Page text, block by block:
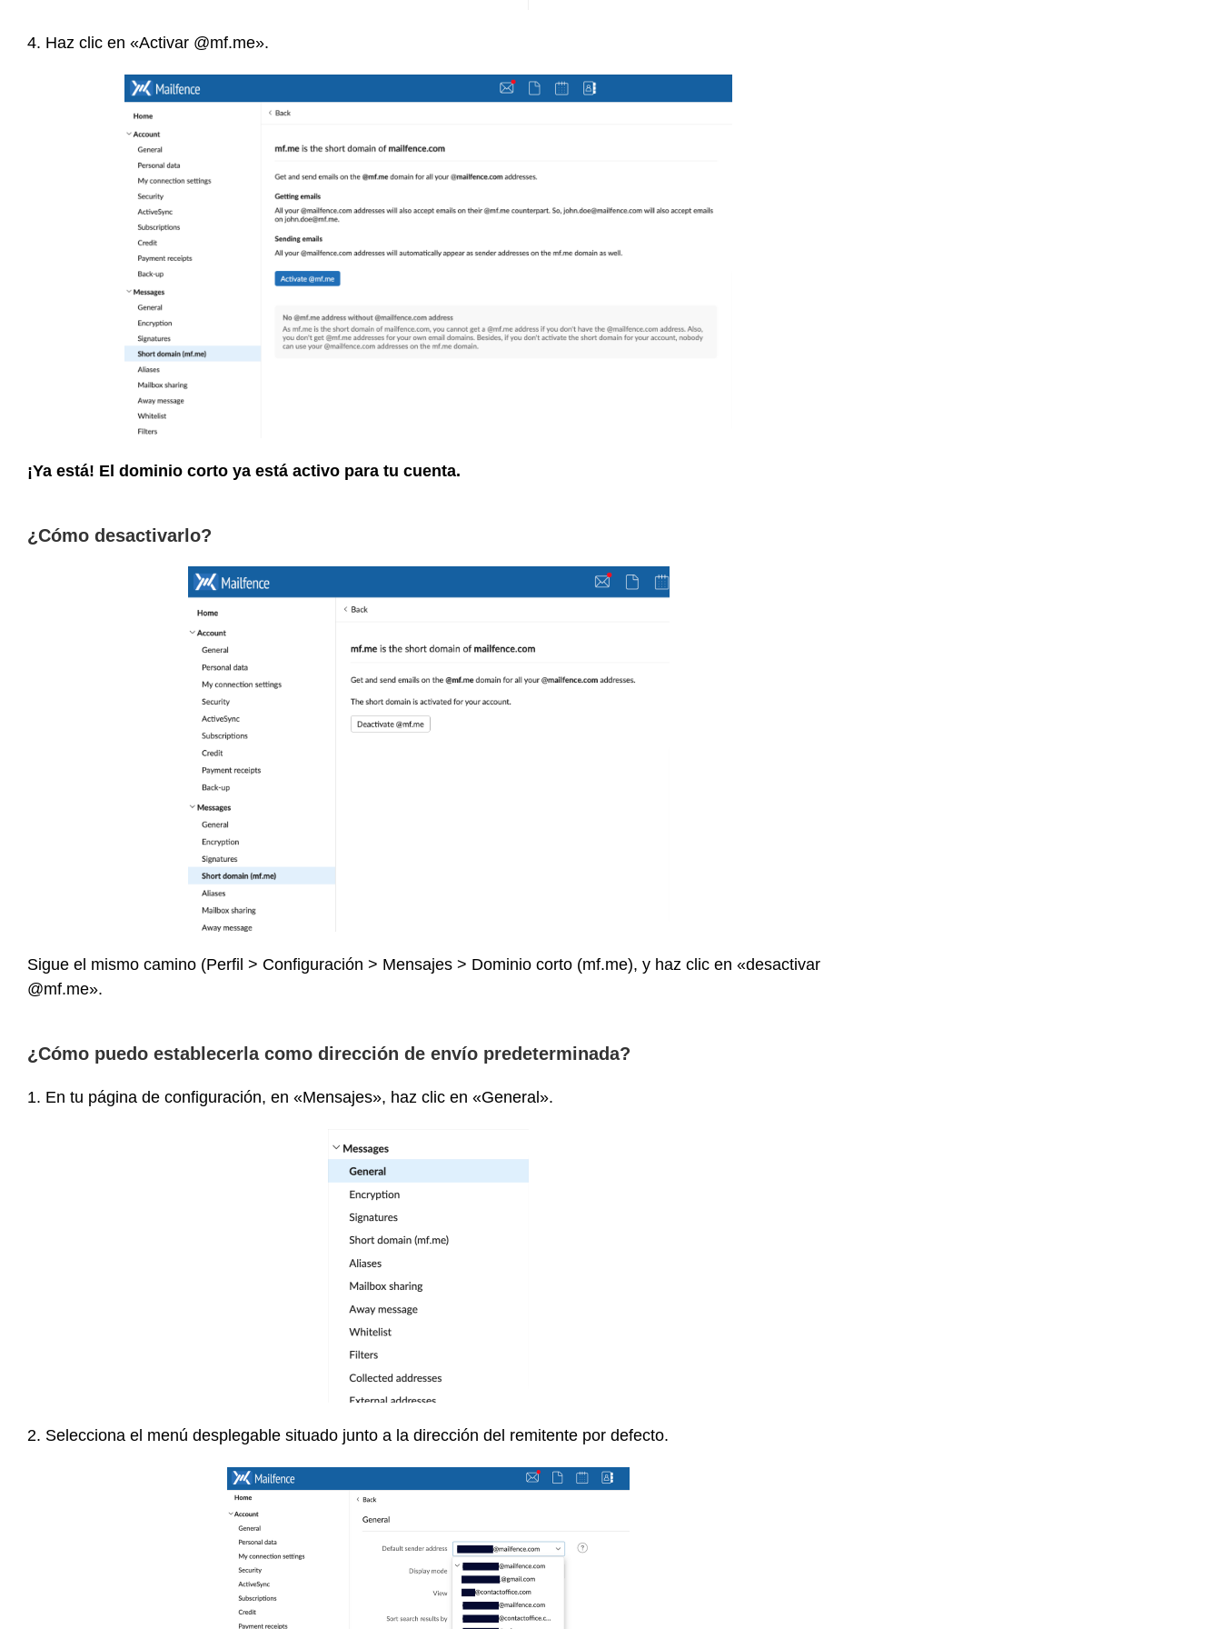
4. Haz clic en «Activar @mf.me».
¡Ya está! El dominio corto ya está activo para tu cuenta.
¿Cómo desactivarlo?
Sigue el mismo camino (Perfil > Configuración > Mensajes > Dominio corto (mf.me), y haz clic en «desactivar
@mf.me».
¿Cómo puedo establecerla como dirección de envío predeterminada?
1. En tu página de configuración, en «Mensajes», haz clic en «General».
2. Selecciona el menú desplegable situado junto a la dirección del remitente por defecto.